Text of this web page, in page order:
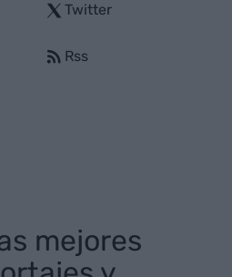
Twitter
Rss
mejores